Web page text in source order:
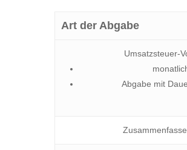
Art der Abgabe
Umsatzsteuer-
Abgabe mit